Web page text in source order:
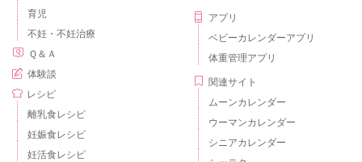
育児
不妊・不妊治療
Ｑ＆Ａ
体験談
レシピ
離乳食レシピ
妊娠食レシピ
妊活食レシピ
アプリ
ベビーカレンダーアプリ
体重管理アプリ
関連サイト
ムーンカレンダー
ウーマンカレンダー
シニアカレンダー